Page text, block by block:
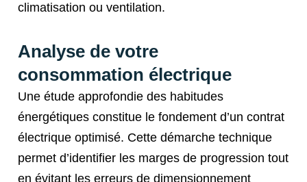
climatisation ou ventilation.
Analyse de votre
consommation électrique
Une étude approfondie des habitudes
énergétiques constitue le fondement d’un contrat
électrique optimisé. Cette démarche technique
permet d’identifier les marges de progression tout
en évitant les erreurs de dimensionnement